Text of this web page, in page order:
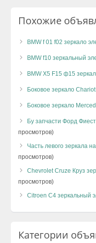
Похожие
BMW f 01 f02 зеркало
BMW f10 зеркальный
BMW X5 F15 ф15
Боковое зеркало
Боковое зеркало
Бу запчасти Форд
просмотров)
Часть левого зеркала
просмотров)
Chevrolet Cruze Круз
просмотров)
Citroen C4 зеркальный
Категории